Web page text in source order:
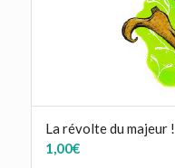
La révolte du majeur !
1,00€